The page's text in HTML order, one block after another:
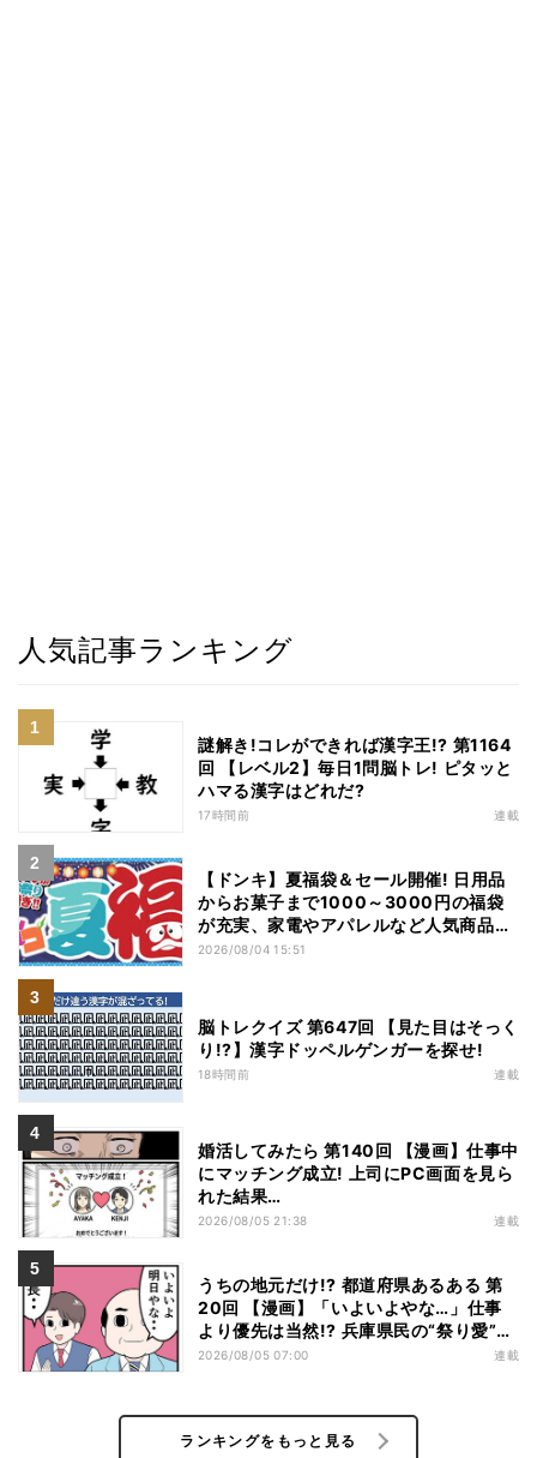
人気記事ランキング
謎解き!コレができれば漢字王!? 第1164
回 【レベル2】毎日1問脳トレ! ピタッと
ハマる漢字はどれだ?
17時間前 連載
【ドンキ】夏福袋＆セール開催! 日用品
からお菓子まで1000～3000円の福袋
が充実、家電やアパレルなど人気商品も
特価
2026/08/04 15:51
脳トレクイズ 第647回 【見た目はそっく
り!?】漢字ドッペルゲンガーを探せ!
18時間前 連載
婚活してみたら 第140回 【漫画】仕事中
にマッチング成立! 上司にPC画面を見ら
れた結果…
2026/08/05 21:38 連載
うちの地元だけ!? 都道府県あるある 第
20回 【漫画】「いよいよやな…」仕事
より優先は当然!? 兵庫県民の“祭り愛”が
熱すぎた
2026/08/05 07:00 連載
ランキングをもっと見る